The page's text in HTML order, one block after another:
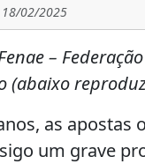
18/02/2025
–
(abaixo
as apostas
um grave